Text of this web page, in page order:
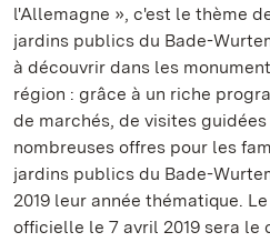
l'Allemagne », c'est le thème
jardins publics du Bade-
à découvrir dans les
région : grâce à un riche
de marchés, de visites
nombreuses offres pour les
jardins publics du Bade-
2019 leur année thématique.
officielle le 7 avril 2019 sera le